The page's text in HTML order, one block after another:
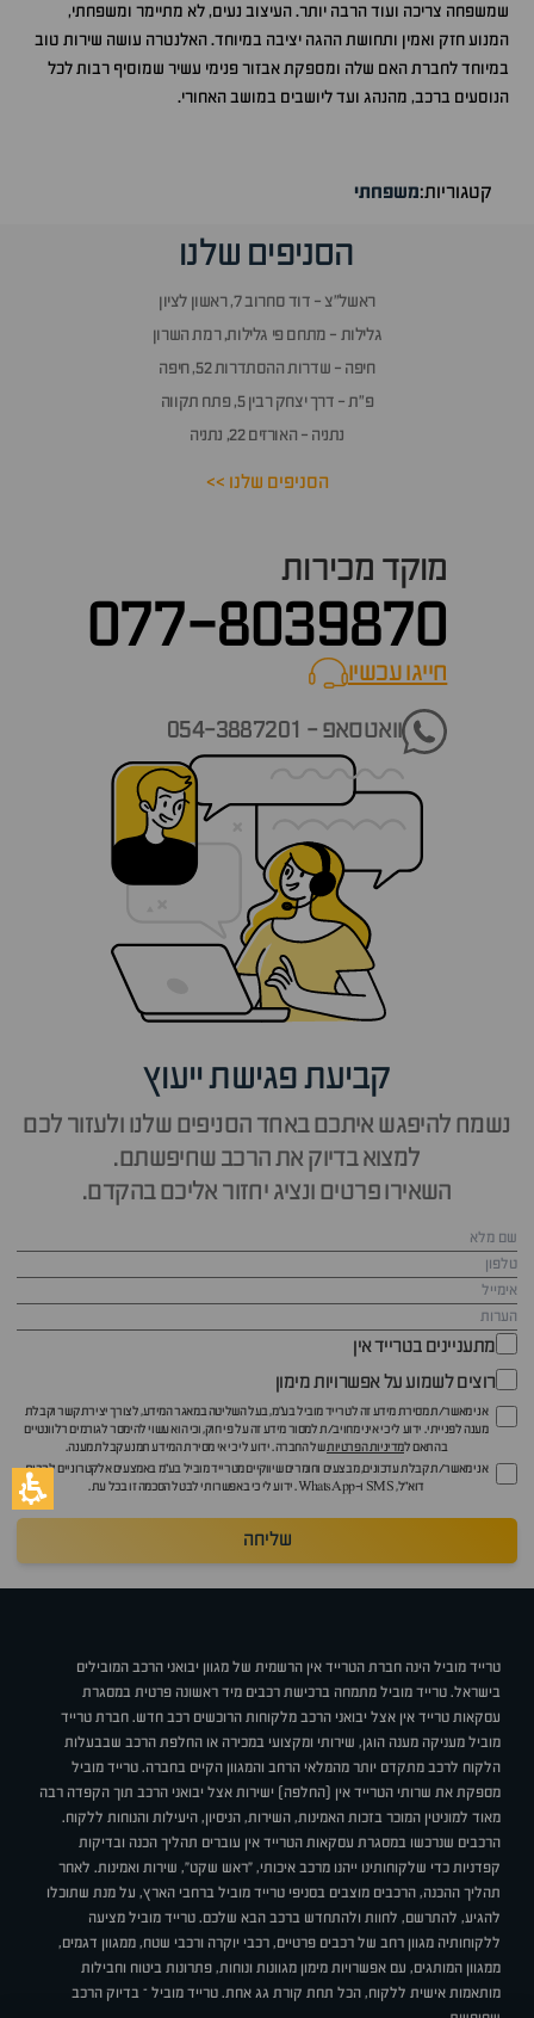
שמשפחה צריכה ועוד הרבה יותר. העיצוב נעים, לא מתיימר ומשפחתי,
המנוע חזק ואמין ותחושת ההגה יציבה במיוחד. האלנטרה עושה שירות טוב
במיוחד לחברת האם שלה ומספקת אבזור פנימי עשיר שמוסיף רבות לכל
הנוסעים ברכב, מהנהג ועד ליושבים במושב האחורי.
קטגוריות:משפחתי
הסניפים שלנו
ראשל״צ - דוד סחרוב 7, ראשון לציון
גלילות - מתחם פי גלילות, רמת השרון
חיפה - שדרות ההסתדרות 52, חיפה
פ״ת - דרך יצחק רבין 5, פתח תקווה
נתניה - האורזים 22, נתניה
הסניפים שלנו >>
מוקד מכירות
077-8039870
חייגו עכשיוcall now
וואטסאפ - 054-3887201
קביעת פגישת ייעוץ
נשמח להיפגש איתכם באחד הסניפים שלנו ולעזור לכם
למצוא בדיוק את הרכב שחיפשתם.
השאירו פרטים ונציג יחזור אליכם בהקדם.
מתעניינים בטרייד אין
רוצים לשמוע על אפשרויות מימון
אני מאשר/ת מסירת מידע זה לטרייד מוביל בע"מ, בעל השליטה במאגר המידע, לצורך יצירת קשר וקבלת
מענה לפנייתי. ידוע לי כי איני מחויב/ת למסור מידע זה על פי חוק, וכי הוא עשוי להימסר לגורמים רלוונטיים
בהתאם למדיניות הפרטיותשל החברה. ידוע לי כי אי מסירת המידע תמנע קבלת מענה.
אני מאשר/ת קבלת עדכונים, מבצעים וחומרים שיווקיים מטרייד מוביל בע"מ באמצעים אלקטרוניים לרבות
דוא״ל, SMS ו-WhatsApp. ידוע לי כי באפשרותי לבטל הסכמה זו בכל עת.
שליחה
טרייד מוביל הינה חברת הטרייד אין הרשמית של מגוון יבואני הרכב המובילים
בישראל. טרייד מוביל מתמחה ברכישת רכבים מיד ראשונה פרטית במסגרת
עסקאות טרייד אין אצל יבואני הרכב מלקוחות הרוכשים רכב חדש. חברת טרייד
מוביל מעניקה מענה הוגן, שירותי ומקצועי במכירה או החלפת הרכב שבבעלות
הלקוח לרכב מתקדם יותר מהמלאי הרחב והמגוון הקיים בחברה. טרייד מוביל
מספקת את שרותי הטרייד אין (החלפה) ישירות אצל יבואני הרכב תוך הקפדה רבה
מאוד למוניטין המוכר בזכות האמינות, השירות, הניסיון, היעילות והנוחות ללקוח.
הרכבים שנרכשו במסגרת עסקאות הטרייד אין עוברים תהליך הכנה ובדיקות
קפדניות כדי שלקוחותינו ייהנו מרכב איכותי, "ראש שקט", שירות ואמינות. לאחר
תהליך ההכנה, הרכבים מוצבים בסניפי טרייד מוביל ברחבי הארץ, על מנת שתוכלו
להגיע, להתרשם, לחוות ולהתחדש ברכב הבא שלכם. טרייד מוביל מציעה
ללקוחותיה מגוון רחב של רכבים פרטיים, רכבי יוקרה ורכבי שטח, ממגוון דגמים,
ממגוון המותגים, עם אפשרויות מימון מגוונות ונוחות, פתרונות ביטוח וחבילות
מותאמות אישית ללקוח, הכל תחת קורת גג אחת. טרייד מוביל – בדיוק הרכב